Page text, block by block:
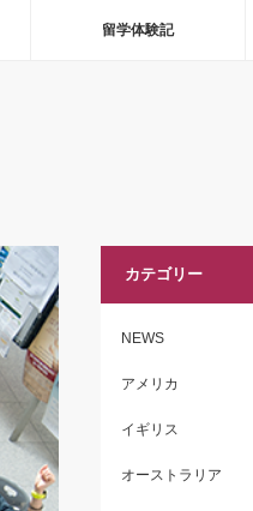
留学体験記
カテゴリー
NEWS
アメリカ
イギリス
オーストラリア